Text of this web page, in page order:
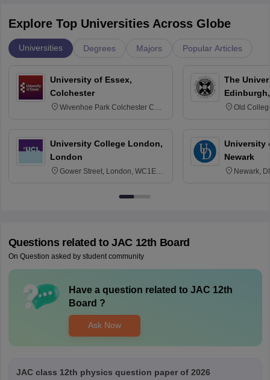
Explore Top Universities Across Globe
Universities Degrees Majors Popular Articles
University of Essex,
Colchester
Wivenhoe Park Colchester CO4
University College London,
London
Gower Street, London, WC1E
The
Old
University
Newark
Newark,
Questions related to JAC 12th Board
On Question asked by student community
Have a question related to JAC 12th
Board ?
Ask Now
JAC class 12th physics question paper of 2026